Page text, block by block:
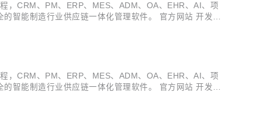
CRM、PM、ERP、MES、ADM、OA、EHR、AI、项
智能制造行业供应链一体化管理软件。 官方网站 开发文
CRM、PM、ERP、MES、ADM、OA、EHR、AI、项
智能制造行业供应链一体化管理软件。 官方网站 开发文